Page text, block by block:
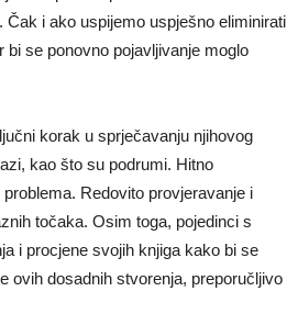
i ako uspijemo uspješno eliminirati
se ponovno pojavljivanje moglo
korak u sprječavanju njihovog
kao što su podrumi. Hitno
Redovito provjeravanje i
točaka. Osim toga, pojedinci s
i procjene svojih knjiga kako bi se
ovih dosadnih stvorenja, preporučljivo